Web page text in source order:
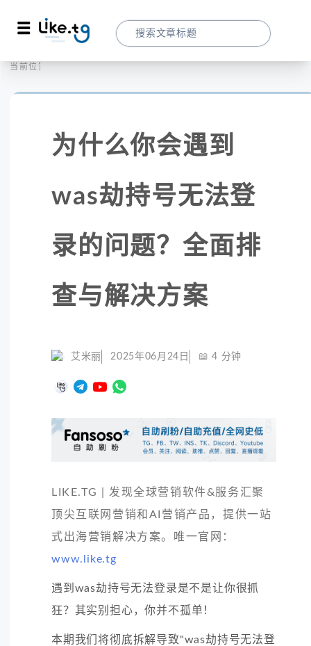
当前位置：
为什么你会遇到
was劫持号无法登
录的问题？全面排
查与解决方案
艾米丽 2025年06月24日 📖4 分钟
LIKE.TG | 发现全球营销软件&服务汇聚
顶尖互联网营销和AI营销产品，提供一站
式出海营销解决方案。唯一官网：
www.like.tg
遇到was劫持号无法登录是不是让你很抓
狂？其实别担心，你并不孤单！
本期我们将彻底拆解导致"was劫持号无法登